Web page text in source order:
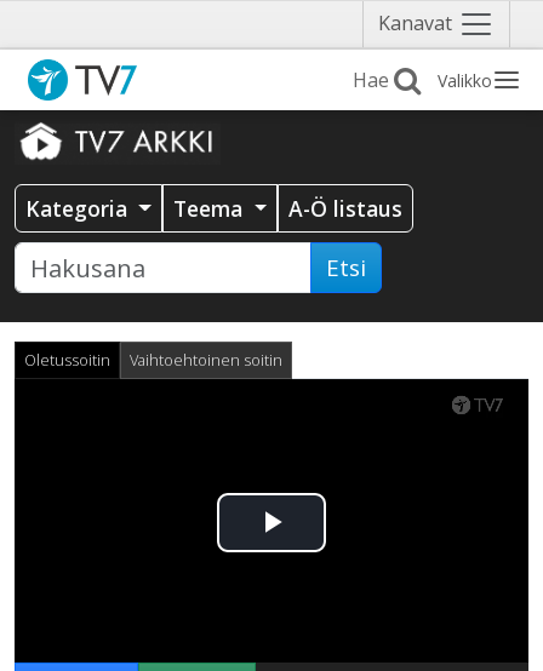
Kanavat Näytä
valikko
Valikko
Kategoria Teema A-Ö listaus
Etsi
Oletussoitin Vaihtoehtoinen soitin
Toista